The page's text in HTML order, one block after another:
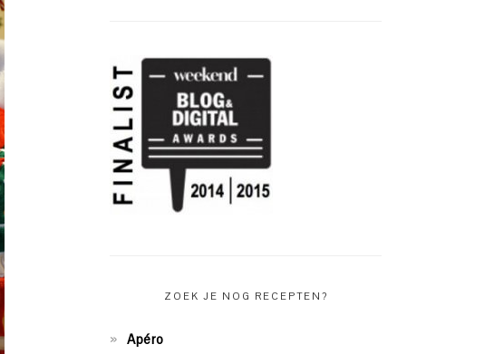
ZOEK JE NOG RECEPTEN?
Apéro